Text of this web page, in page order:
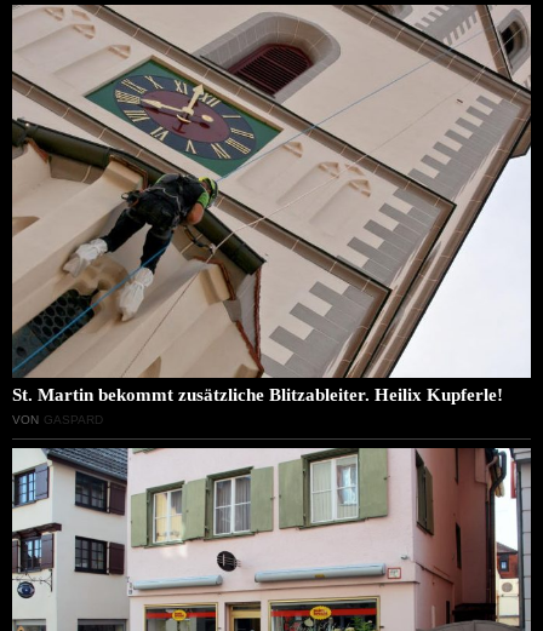
St. Martin bekommt zusätzliche Blitzableiter. Heilix Kupferle!
VON GASPARD